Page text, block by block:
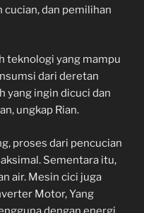
dan pemilihan
teknologi yang mampu
dari deretan
yang ingin dicuci dan
ungkap Rian.
proses dari pencucian
Sementara itu,
air. Mesin cici juga
Motor, Yang